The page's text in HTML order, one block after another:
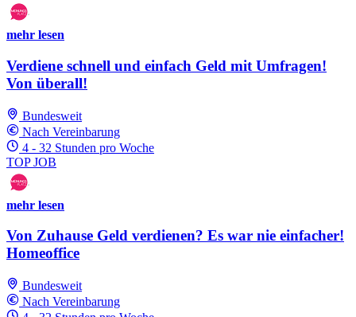
mehr lesen
Verdiene schnell und einfach Geld mit Umfragen!
Von überall!
Bundesweit
Nach Vereinbarung
4 - 32 Stunden pro Woche
TOP JOB
mehr lesen
Von Zuhause Geld verdienen? Es war nie einfacher!
Homeoffice
Bundesweit
Nach Vereinbarung